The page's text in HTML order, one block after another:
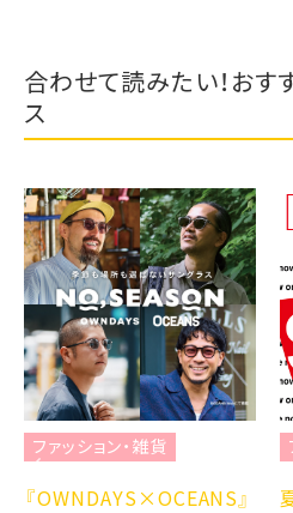
合わせて読みたい！おす
ス
ファッション・雑貨
『OWNDAYS×OCEANS』